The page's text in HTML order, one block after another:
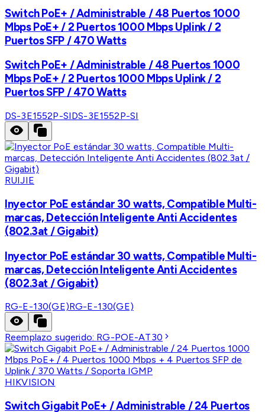
Switch PoE+ / Administrable / 48 Puertos 1000
Mbps PoE+ / 2 Puertos 1000 Mbps Uplink / 2
Puertos SFP / 470 Watts
Switch PoE+ / Administrable / 48 Puertos 1000
Mbps PoE+ / 2 Puertos 1000 Mbps Uplink / 2
Puertos SFP / 470 Watts
DS-3E1552P-SIDS-3E1552P-SI
RUIJIE
Inyector PoE estándar 30 watts, Compatible Multi-
marcas, Detección Inteligente Anti Accidentes
(802.3at / Gigabit)
Inyector PoE estándar 30 watts, Compatible Multi-
marcas, Detección Inteligente Anti Accidentes
(802.3at / Gigabit)
RG-E-130(GE)RG-E-130(GE)
Reemplazo sugerido: RG-POE-AT30
HIKVISION
Switch Gigabit PoE+ / Administrable / 24 Puertos